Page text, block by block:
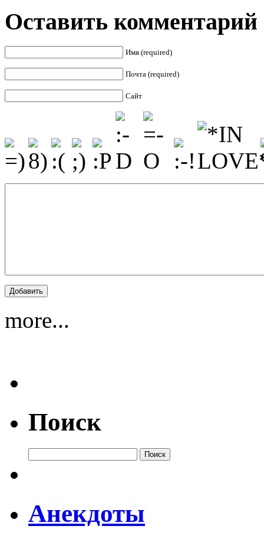
Оставить комментарий
Имя (required)
Почта (required)
Сайт
more...
Поиск
Анекдоты